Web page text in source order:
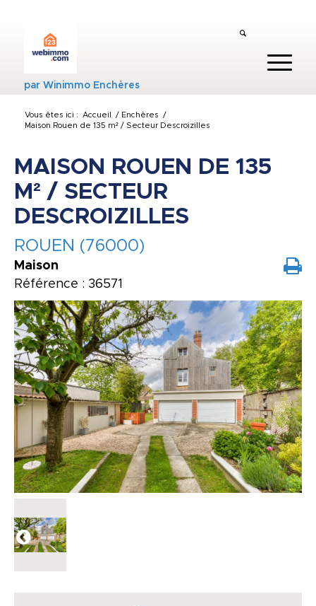
parWinimmo Enchères
Vous êtes ici : Accueil / Enchères
/
Maison Rouen de 135 m² / Secteur Descroizilles
MAISON ROUEN DE 135
M² / SECTEUR
DESCROIZILLES
ROUEN (76000)
Maison
Référence : 36571